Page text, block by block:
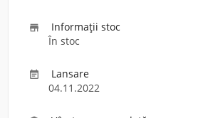

Informaţii stoc
În stoc

Lansare
04.11.2022